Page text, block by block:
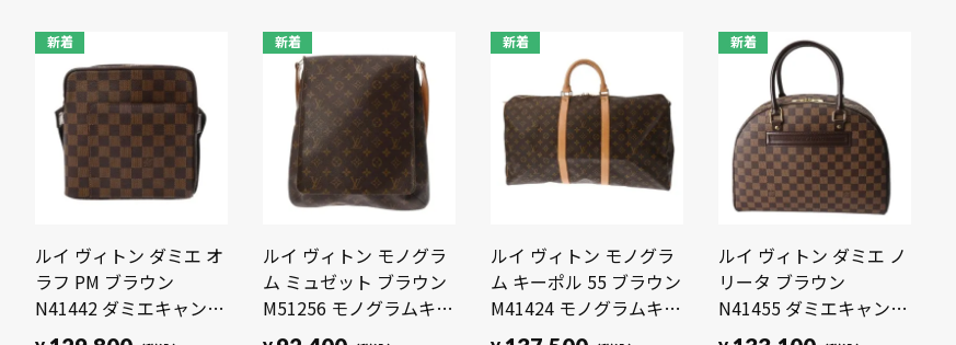
新着
ルイ ヴィトン ダミエ オ
ラフ PM ブラウン
N41442 ダミエキャンバ
ス ユニセックス バッグ
新着
ルイ ヴィトン モノグラ
ム ミュゼット ブラウン
M51256 モノグラムキャ
ンバス ユニセックス バ
新着
ルイ ヴィトン モノグラ
ム キーポル 55 ブラウン
M41424 モノグラムキャ
ンバス ユニセックス バ
新着
ルイ ヴィトン ダミエ ノ
リータ ブラウン
N41455 ダミエキャンバ
ス ユニセックス バッグ